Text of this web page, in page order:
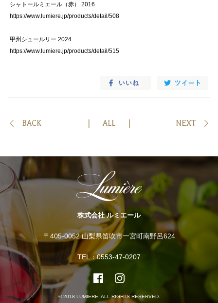
シャトールミエール（赤） 2016
https://www.lumiere.jp/products/detail/508
甲州シュールリー 2024
https://www.lumiere.jp/products/detail/515
BACK ALL NEXT
株式会社 ルミエール
〒405-0052 山梨県笛吹市一宮町南野呂624
TEL：0553-47-0207
© 2018 LUMIERE. ALL RIGHTS RESERVED.